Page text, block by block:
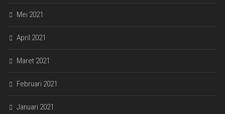
Mei 2021
April 2021
Maret 2021
Februari 2021
Januari 2021